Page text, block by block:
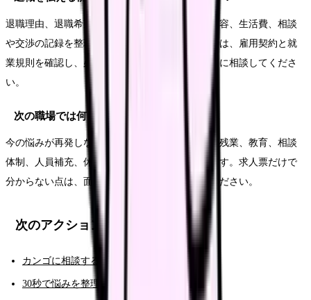
退職理由、退職希望日、有休残日数、引き継ぎ内容、生活費、相談
や交渉の記録を整理します。法的な不安がある時は、雇用契約と就
業規則を確認し、必要に応じて公的窓口や専門家に相談してくださ
い。
次の職場では何を確認すればいいですか？
今の悩みが再発しない条件を確認します。夜勤、残業、教育、相談
体制、人員補充、休みやすさ、給与の内訳などです。求人票だけで
分からない点は、面接や見学で具体的に聞いてください。
次のアクション
カンゴに相談する（AI相談）
30秒で悩みを整理する（悩み診断）